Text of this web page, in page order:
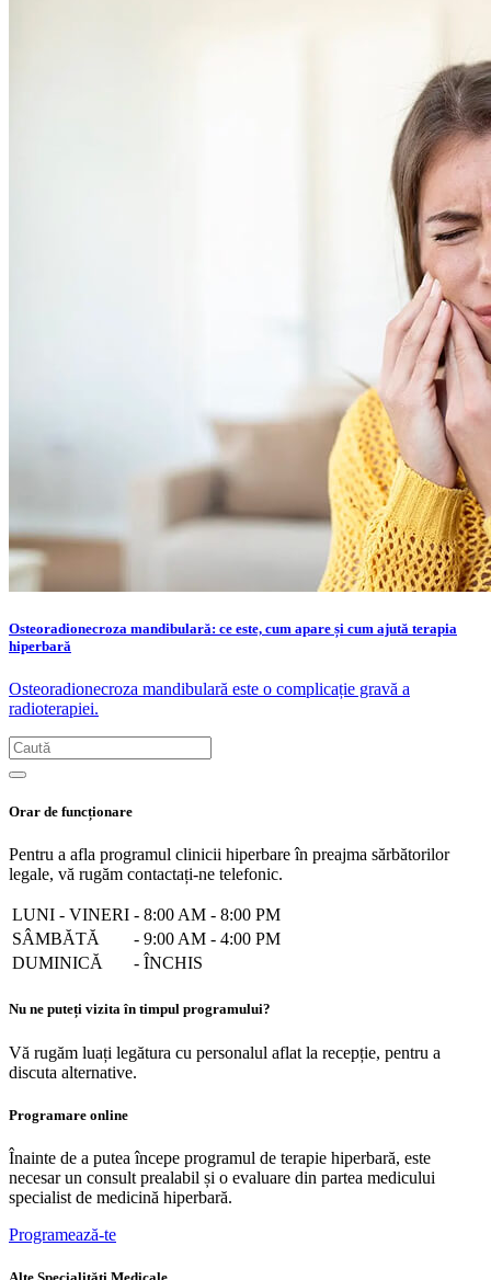
Osteoradionecroza mandibulară: ce este, cum apare și cum ajută terapia
hiperbară
Osteoradionecroza mandibulară este o complicație gravă a
radioterapiei.
Orar de funcționare
Pentru a afla programul clinicii hiperbare în preajma sărbătorilor
legale, vă rugăm contactați-ne telefonic.
LUNI - VINERI - 8:00 AM - 8:00 PM
SÂMBĂTĂ
- 9:00 AM - 4:00 PM
DUMINICĂ
- ÎNCHIS
Nu ne puteți vizita în timpul programului?
Vă rugăm luați legătura cu personalul aflat la recepție, pentru a
discuta alternative.
Programare online
Înainte de a putea începe programul de terapie hiperbară, este
necesar un consult prealabil și o evaluare din partea medicului
specialist de medicină hiperbară.
Programează-te